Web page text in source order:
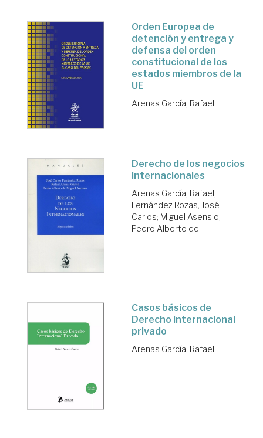
Orden Europea de
detención y entrega y
defensa del orden
constitucional de los
estados miembros de la
UE
Arenas García, Rafael
Derecho de los negocios
internacionales
Arenas García, Rafael;
Fernández Rozas, José
Carlos; Miguel Asensio,
Pedro Alberto de
Casos básicos de
Derecho internacional
privado
Arenas García, Rafael